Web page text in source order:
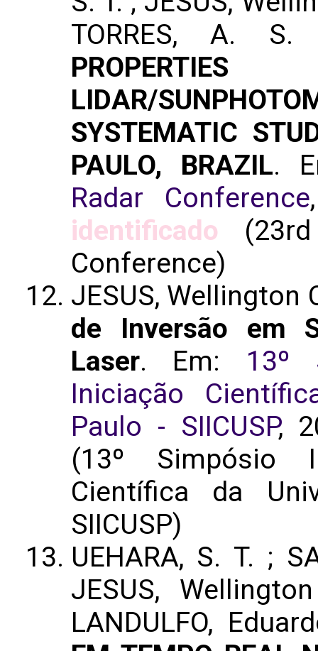
TORRES, A.
LIDAR/
SYSTEMATIC
PAULO, BRAZIL.
Radar Conference
identificado
Conference)
JESUS, Wellington
de Inversão em
Laser. Em: 13º
Iniciação
Paulo - SIICUSP,
(13º Simpósio
Científica da
SIICUSP)
UEHARA, S. T. ;
JESUS,
LANDULFO,